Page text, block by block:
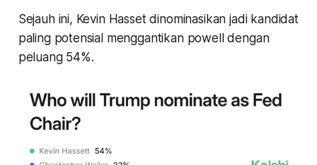
Sejauh ini, Kevin Hasset dinominasikan jadi kandidat
paling potensial menggantikan powell dengan
peluang 54%.